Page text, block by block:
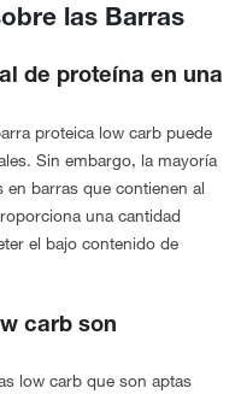
las Barras
de proteína en una
proteica low carb puede
Sin embargo, la mayoría
barras que contienen al
una cantidad
el bajo contenido de
carb son
low carb que son aptas